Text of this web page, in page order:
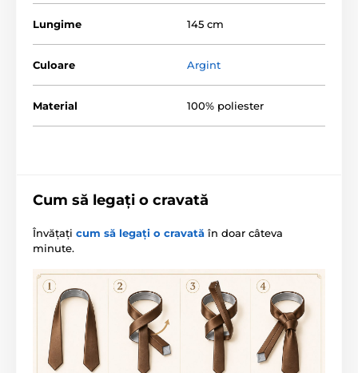
Lungime 145 cm
Culoare Argint
Material 100% poliester
Cum să legați o cravată
Învățați cum să legați o cravată în doar câteva
minute.